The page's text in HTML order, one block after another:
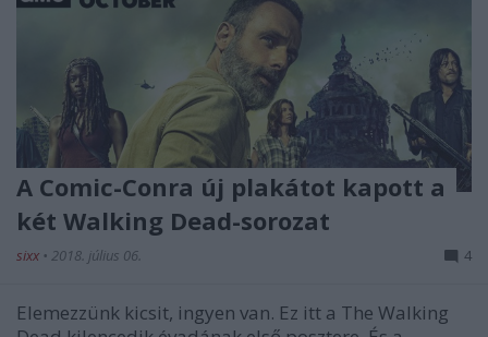
A Comic-Conra új plakátot kapott a
két Walking Dead-sorozat
sixx • 2018. július 06. 4
Elemezzünk kicsit, ingyen van. Ez itt a The Walking